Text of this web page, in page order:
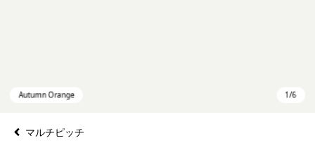
マルチピッチ